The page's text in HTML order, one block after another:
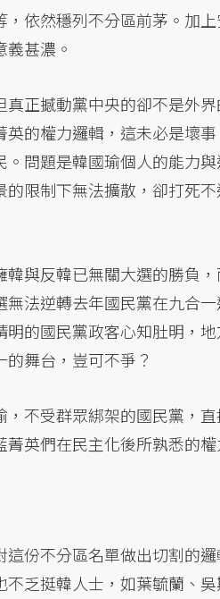
依然穩列不分區前茅。加
甚濃。
正撼動黨中央的卻不是外
的權力邏輯，這未必是壞
問題是韓國瑜個人的能力
限制下無法擴散，卻打死
與反韓已無關大選的勝負
法逆轉去年國民黨在九合
的國民黨政客心知肚明，
舞台，豈可不爭？
不受群眾綁架的國民黨，
英們在民主化後所孰悉的權
份不分區名單做出切割的
乏挺韓人士，如葉毓蘭、